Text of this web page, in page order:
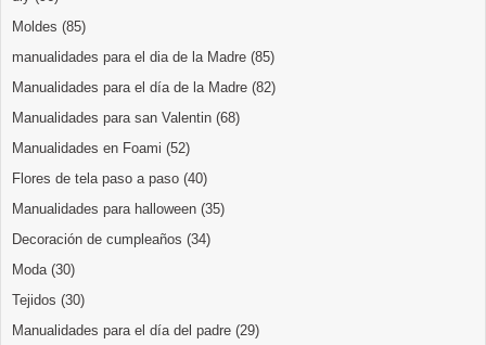
Moldes (85)
manualidades para el dia de la Madre (85)
Manualidades para el día de la Madre (82)
Manualidades para san Valentin (68)
Manualidades en Foami (52)
Flores de tela paso a paso (40)
Manualidades para halloween (35)
Decoración de cumpleaños (34)
Moda (30)
Tejidos (30)
Manualidades para el día del padre (29)